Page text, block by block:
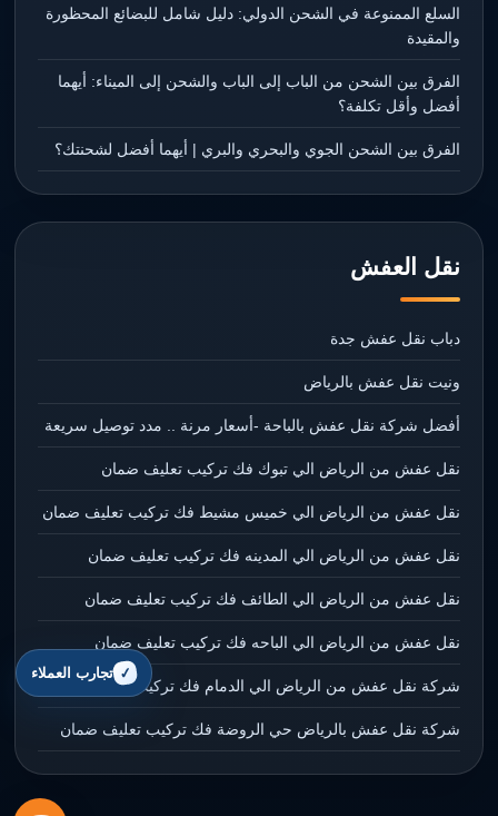
السلع الممنوعة في الشحن الدولي: دليل شامل للبضائع المحظورة
والمقيدة
الفرق بين الشحن من الباب إلى الباب والشحن إلى الميناء: أيهما
أفضل وأقل تكلفة؟
الفرق بين الشحن الجوي والبحري والبري | أيهما أفضل لشحنتك؟
نقل العفش
دباب نقل عفش جدة
ونيت نقل عفش بالرياض
أفضل شركة نقل عفش بالباحة -أسعار مرنة .. مدد توصيل سريعة
نقل عفش من الرياض الي تبوك فك تركيب تعليف ضمان
نقل عفش من الرياض الي خميس مشيط فك تركيب تعليف ضمان
نقل عفش من الرياض الي المدينه فك تركيب تعليف ضمان
نقل عفش من الرياض الي الطائف فك تركيب تعليف ضمان
نقل عفش من الرياض الي الباحه فك تركيب تعليف ضمان
شركة نقل عفش من الرياض الي الدمام فك تركيب تعليف ضمان
شركة نقل عفش بالرياض حي الروضة فك تركيب تعليف ضمان
تجارب العملاء